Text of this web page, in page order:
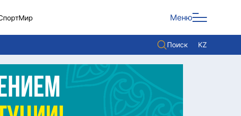
Мир Меню
Поиск KZ
Политика